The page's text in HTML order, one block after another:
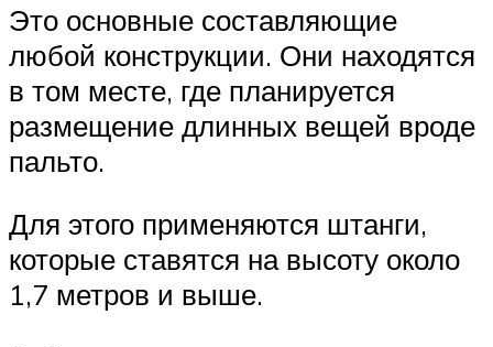
Это основные составляющие
любой конструкции. Они находятся
в том месте, где планируется
размещение длинных вещей вроде
пальто.
Для этого применяются штанги,
которые ставятся на высоту около
1,7 метров и выше.